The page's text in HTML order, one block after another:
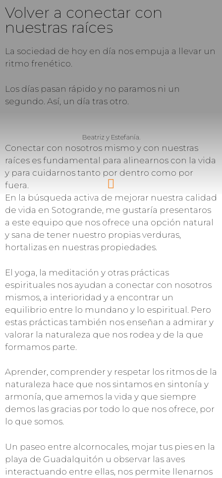
Volver a conectar con
nuestras raíces
La sociedad de hoy en día nos empuja a llevar un
ritmo frenético.
Los días pasan rápido y no paramos ni un
segundo. Así, un día tras otro.
Beatriz y Estefanía.
Conectar con nosotros mismo y con nuestras
raíces es fundamental para alinearnos con la vida
y para cuidarnos tanto por dentro como por
fuera.
En la búsqueda activa de mejorar nuestra calidad
de vida en Sotogrande, me gustaría presentaros
a este equipo que nos ofrece una opción natural
y sana de tener nuestro propias verduras,
hortalizas en nuestras propiedades.
El yoga, la meditación y otras prácticas
espirituales nos ayudan a conectar con nosotros
mismos, a interioridad y a encontrar un
equilibrio entre lo mundano y lo espiritual. Pero
estas prácticas también nos enseñan a admirar y
valorar la naturaleza que nos rodea y de la que
formamos parte.
Aprender, comprender y respetar los ritmos de la
naturaleza hace que nos sintamos en sintonía y
armonía, que amemos la vida y que siempre
demos las gracias por todo lo que nos ofrece, por
lo que somos.
Un paseo entre alcornocales, mojar tus pies en la
playa de Guadalquitón u observar las aves
interactuando entre ellas, nos permite llenarnos